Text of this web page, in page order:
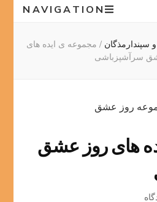
NAVIGATION
و سپندارمذگان/ مجموعه ی ایده های
سرآشپزباشی
های روز عشق